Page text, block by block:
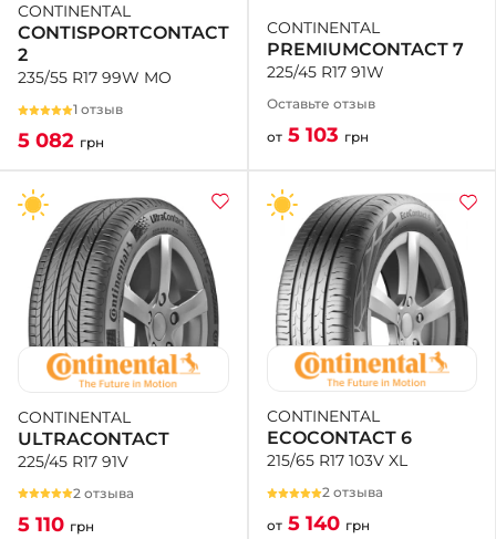
CONTINENTAL
CONTISPORTCONTACT
2
235/55 R17 99W MO
1 отзыв
5 082 грн
CONTINENTAL
PREMIUMCONTACT 7
225/45 R17 91W
Оставьте отзыв
от 5 103 грн
CONTINENTAL
ULTRACONTACT
225/45 R17 91V
2 отзыва
5 110 грн
CONTINENTAL
ECOCONTACT 6
215/65 R17 103V XL
2 отзыва
от 5 140 грн